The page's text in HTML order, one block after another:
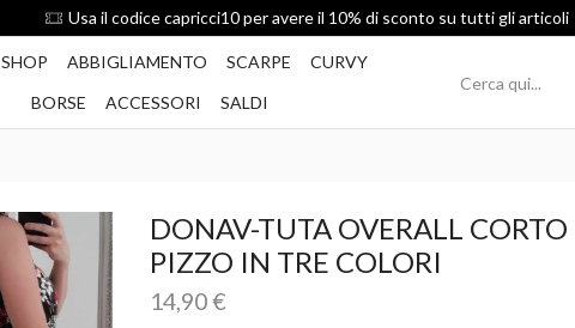
Spedizione Gratis per ordini superiori a 49€
SHOP ABBIGLIAMENTO SCARPE
CURVY
BORSE
ACCESSORI SALDI
DONAV-TUTA OVERALL
PIZZO IN TRE COLORI
14,90€